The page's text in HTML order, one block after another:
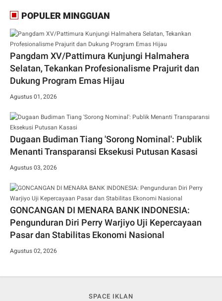
POPULER MINGGUAN
Pangdam XV/Pattimura Kunjungi Halmahera
Selatan, Tekankan Profesionalisme Prajurit dan
Dukung Program Emas Hijau
Agustus 01, 2026
Dugaan Budiman Tiang 'Sorong Nominal': Publik
Menanti Transparansi Eksekusi Putusan Kasasi
Agustus 03, 2026
GONCANGAN DI MENARA BANK INDONESIA:
Pengunduran Diri Perry Warjiyo Uji Kepercayaan
Pasar dan Stabilitas Ekonomi Nasional
Agustus 02, 2026
SPACE IKLAN